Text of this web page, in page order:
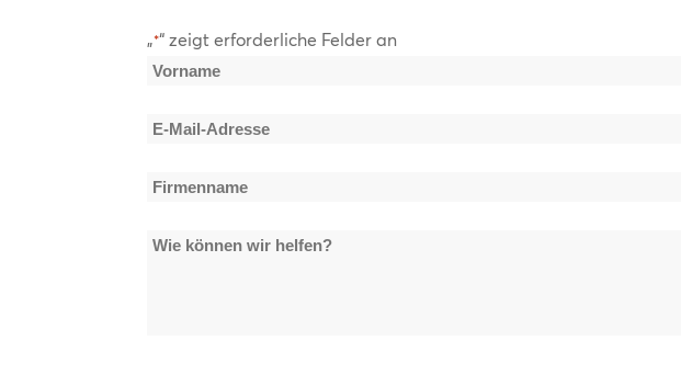
„*“ zeigt erforderliche Felder an
Name
E-
Adresse
Firmenname
Wie